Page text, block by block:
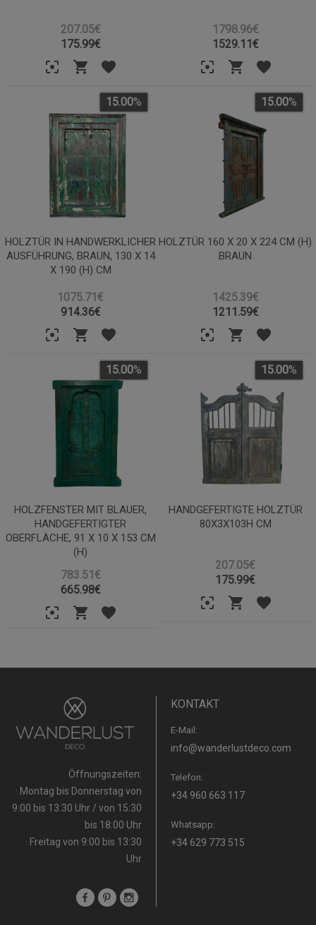
207.05€
175.99€
1798.96€
1529.11€
HOLZTÜR IN HANDWERKLICHER
AUSFÜHRUNG, BRAUN, 130 X 14
X 190 (H) CM
1075.71€
15.00%
914.36€
HOLZTÜR 160 X 20 X 224 CM (H)
BRAUN
1425.39€
15.00%
1211.59€
HOLZFENSTER MIT BLAUER,
HANDGEFERTIGTER
OBERFLÄCHE, 91 X 10 X 153 CM
(H)
783.51€
15.00%
665.98€
HANDGEFERTIGTE HOLZTÜR
80X3X103H CM
207.05€
15.00%
175.99€
Öffnungszeiten:
· Montag bis Donnerstag von
9:00 bis 13:30 Uhr / von 15:30
bis 18:00 Uhr
· Freitag von 9:00 bis 13:30
Uhr
KONTAKT
E-Mail:
info@wanderlustdeco.com
Telefon:
+34 960 663 117
Whatsapp:
+34 629 773 515